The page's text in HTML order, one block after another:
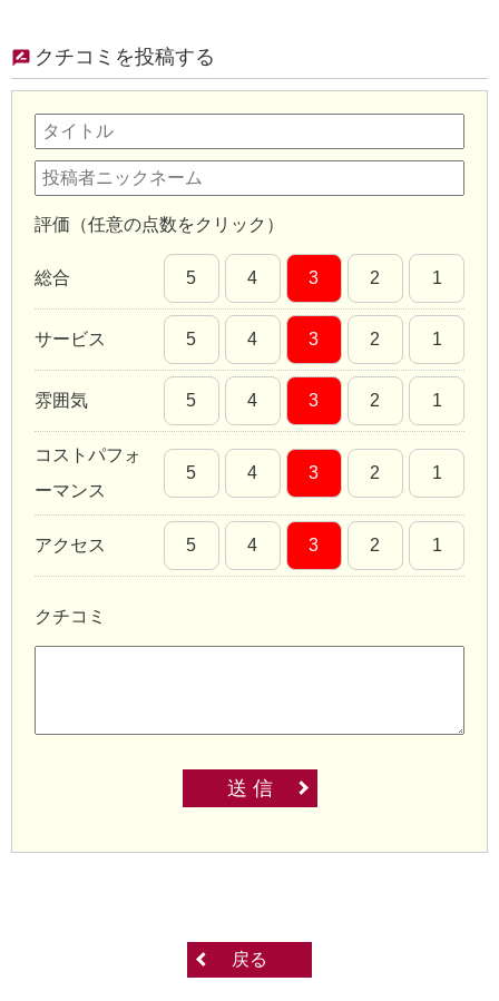
クチコミを投稿する
評価（任意の点数をクリック）
総合 5 4 3 2 1
サービス 5 4 3 2 1
雰囲気 5 4 3 2 1
コストパフォ
ーマンス
5 4 3 2 1
アクセス 5 4 3 2 1
クチコミ
送 信
戻る